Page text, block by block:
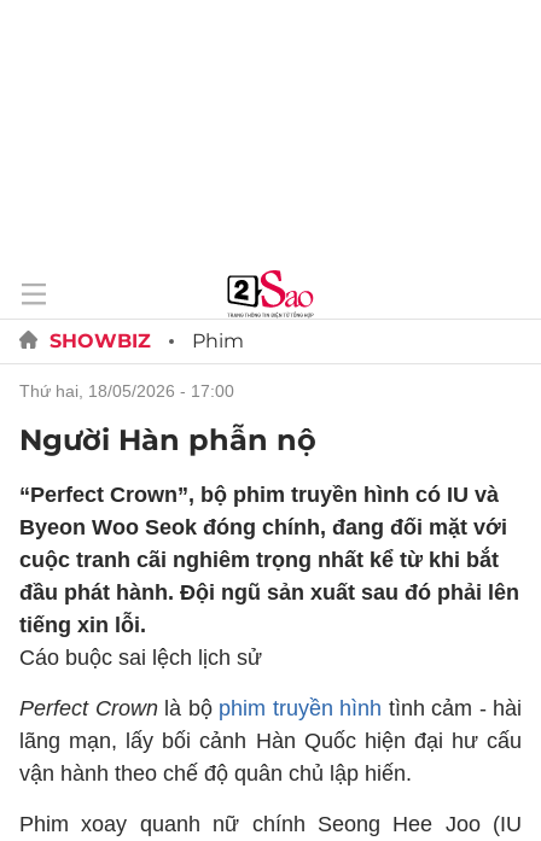
SHOWBIZ Phim
thứ hai, 18/05/2026 - 17:00
Người Hàn phẫn nộ
“Perfect Crown”, bộ phim truyền hình có IU và
Byeon Woo Seok đóng chính, đang đối mặt với
cuộc tranh cãi nghiêm trọng nhất kể từ khi bắt
đầu phát hành. Đội ngũ sản xuất sau đó phải lên
tiếng xin lỗi.
Cáo buộc sai lệch lịch sử
Perfect Crownlà bộ phim truyền hình tình cảm - hài
lãng mạn, lấy bối cảnh Hàn Quốc hiện đại hư cấu
vận hành theo chế độ quân chủ lập hiến.
Phim xoay quanh nữ chính Seong Hee Joo (IU